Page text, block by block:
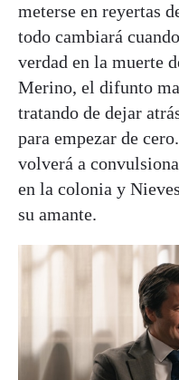
meterse en reyertas
todo cambiará
verdad en la muerte
Merino, el difunto
tratando de dejar
para empezar de
volverá a
en la colonia y
su amante.